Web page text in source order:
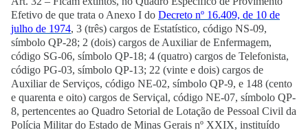
Efetivo de que trata o Anexo I do Decreto nº 16.409, de 10 de
julho de 1974, 3 (três) cargos de Estatístico, código NS-09,
símbolo QP-28; 2 (dois) cargos de Auxiliar de Enfermagem,
código SG-06, símbolo QP-18; 4 (quatro) cargos de Telefonista,
código PG-03, símbolo QP-13; 22 (vinte e dois) cargos de
Auxiliar de Serviços, código NE-02, símbolo QP-9, e 148 (cento
e quarenta e oito) cargos de Serviçal, código NE-07, símbolo QP-
8, pertencentes ao Quadro Setorial de Lotação de Pessoal Civil da
Polícia Militar do Estado de Minas Gerais nº XXIX, instituído